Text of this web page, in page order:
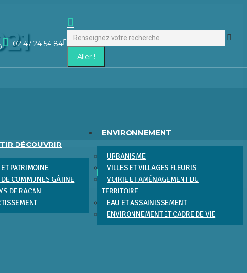
02 47 24 54 84
La
page
Facebook
fenêtre
DÉCOUVRIR
PATRIMOINE
COMMUNES GÂTINE
DE RACAN
ENVIRONNEMENT
URBANISME
VILLES ET VILLAGES FLEURIS
VOIRIE ET AMÉNAGEMENT DU
TERRITOIRE
EAU ET ASSAINISSEMENT
ENVIRONNEMENT ET CADRE DE VIE